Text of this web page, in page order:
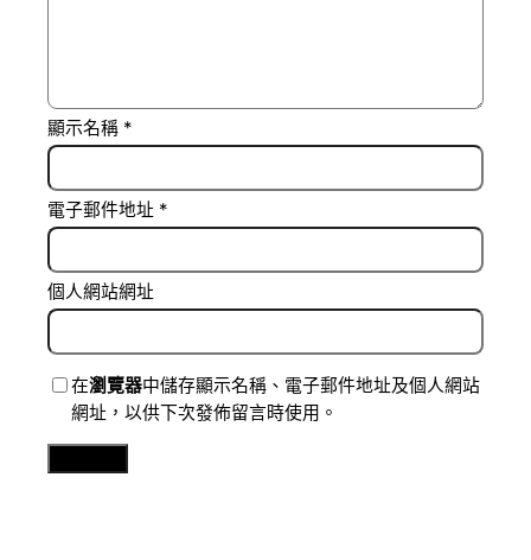
顯示名稱 *
電子郵件地址 *
個人網站網址
在瀏覽器中儲存顯示名稱、電子郵件地址及個人網站
網址，以供下次發佈留言時使用。